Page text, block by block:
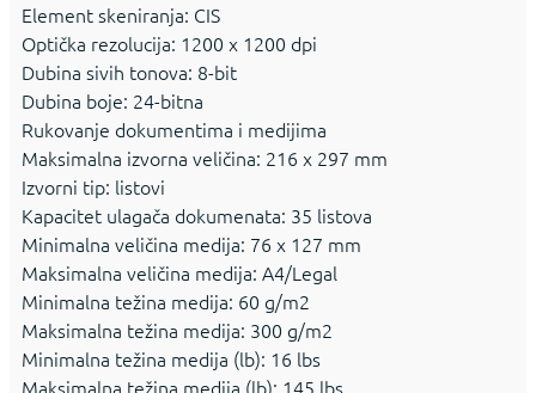
Element skeniranja: CIS
Optička rezolucija: 1200 x 1200 dpi
Dubina sivih tonova: 8-bit
Dubina boje: 24-bitna
Rukovanje dokumentima i medijima
Maksimalna izvorna veličina: 216 x 297 mm
Izvorni tip: listovi
Kapacitet ulagača dokumenata: 35 listova
Minimalna veličina medija: 76 x 127 mm
Maksimalna veličina medija: A4/Legal
Minimalna težina medija: 60 g/m2
Maksimalna težina medija: 300 g/m2
Minimalna težina medija (lb): 16 lbs
Maksimalna težina medija (lb): 145 lbs